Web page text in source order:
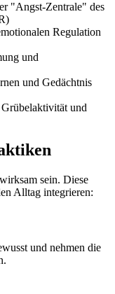
"Angst-Zentrale" des
Regulation
und
und Gedächtnis
und
sein. Diese
Alltag integrieren:
und nehmen die